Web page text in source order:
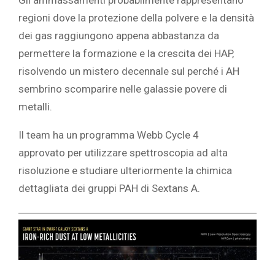
regioni dove la protezione della polvere e la densità
dei gas raggiungono appena abbastanza da
permettere la formazione e la crescita dei HAP,
risolvendo un mistero decennale sul perché i AH
sembrino scomparire nelle galassie povere di
metalli.
Il team ha un programma Webb Cycle 4
approvato per utilizzare spettroscopia ad alta
risoluzione e studiare ulteriormente la chimica
dettagliata dei gruppi PAH di Sextans A.